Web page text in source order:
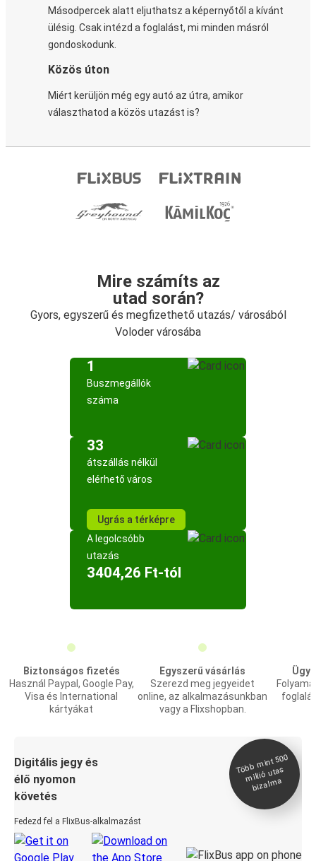
Másodpercek alatt eljuthatsz a képernyőtől a kívánt
ülésig. Csak intézd a foglalást, mi minden másról
gondoskodunk.
Közös úton
Miért kerüljön még egy autó az útra, amikor
választhatod a közös utazást is?
Mire számíts az
utad során?
Gyors, egyszerű és megfizethető utazás/ városából
Voloder városába
1
Buszmegállók
száma
33
átszállás nélkül
elérhető város
Ugrás a térképre
A legolcsóbb
utazás
3404,26 Ft-tól
Biztonságos fizetés
Használ Paypal, Google Pay,
Visa és International
kártyákat
Egyszerű vásárlás
Szerezd meg jegyeidet
online, az alkalmazásunkban
vagy a Flixshopban.
Digitális jegy és
élő nyomon
követés
Fedezd fel a FlixBus-alkalmazást
Több
mint 500
millió utas
bizal
ma